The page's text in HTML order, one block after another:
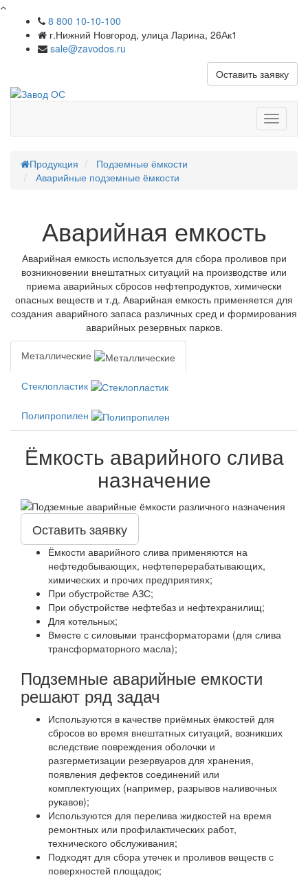
8 800 10-10-100
г.Нижний Новгород, улица Ларина, 26Ак1
sale@zavodos.ru
Оставить заявку
меню
Продукция
Подземные ёмкости
Аварийные подземные ёмкости
Аварийная емкость
Аварийная емкость используется для сбора проливов при
возникновении внештатных ситуаций на производстве или
приема аварийных сбросов нефтепродуктов, химически
опасных веществ и т.д. Аварийная емкость применяется для
создания аварийного запаса различных сред и формирования
аварийных резервных парков.
Металлические
Стеклопластик
Полипропилен
Ёмкость аварийного слива
назначение
Оставить заявку
Ёмкости аварийного слива применяются на
нефтедобывающих, нефтеперерабатывающих,
химических и прочих предприятиях;
При обустройстве АЗС;
При обустройстве нефтебаз и нефтехранилищ;
Для котельных;
Вместе с силовыми трансформаторами (для слива
трансформаторного масла);
Подземные аварийные емкости
решают ряд задач
Используются в качестве приёмных ёмкостей для
сбросов во время внештатных ситуаций, возникших
вследствие повреждения оболочки и
разгерметизации резервуаров для хранения,
появления дефектов соединений или
комплектующих (например, разрывов наливочных
рукавов);
Используются для перелива жидкостей на время
ремонтных или профилактических работ,
технического обслуживания;
Подходят для сбора утечек и проливов веществ с
поверхностей площадок;